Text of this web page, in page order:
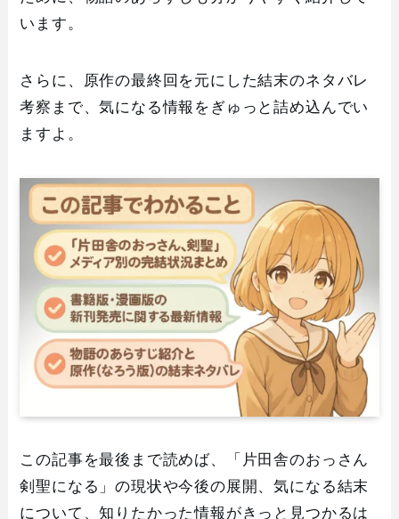
います。
さらに、原作の最終回を元にした結末のネタバレ
考察まで、気になる情報をぎゅっと詰め込んでい
ますよ。
この記事を最後まで読めば、「片田舎のおっさん
剣聖になる」の現状や今後の展開、気になる結末
について、知りたかった情報がきっと見つかるは